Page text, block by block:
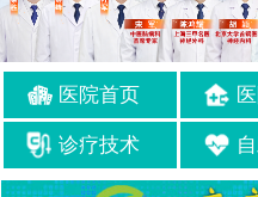
医院首页
诊疗技术